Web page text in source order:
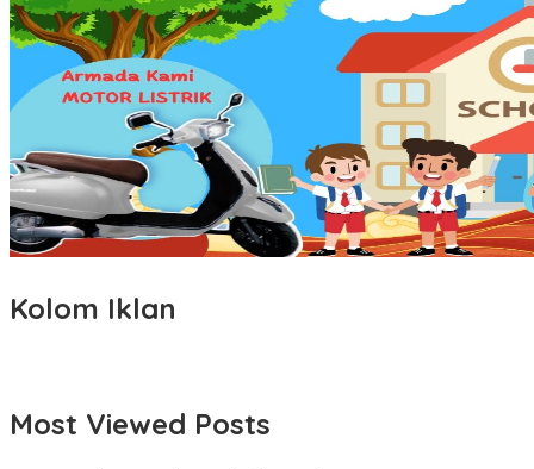
Kolom Iklan
Most Viewed Posts